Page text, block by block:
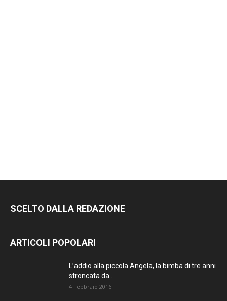
SCELTO DALLA REDAZIONE
ARTICOLI POPOLARI
L’addio alla piccola Angela, la bimba di tre anni
stroncata da...
4 Febbraio 2016